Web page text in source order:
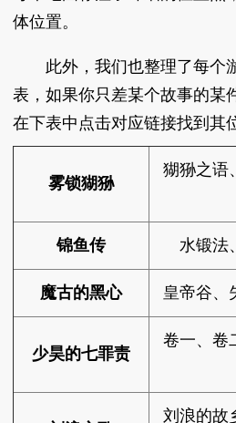
体位置。
此外，我们也整理了每个
表，如果你只差某个故事的某
在下表中点击对应链接找到其
雾锁猢狲
猢狲之语
锦鱼传 水锻法
魔古的黑心 皇帝谷、
少昊的七罪责
卷一、卷
刘浪的故